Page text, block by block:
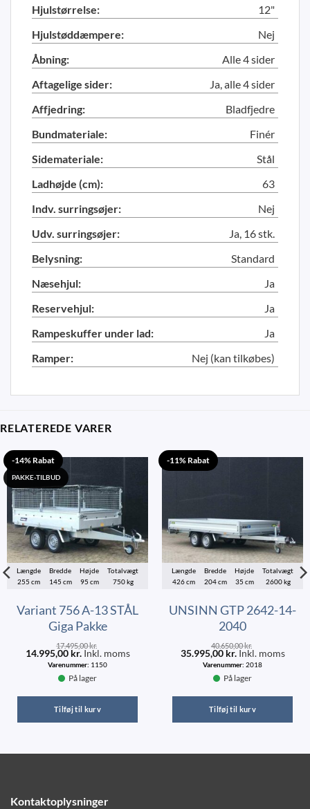
Hjulstørrelse:
12"
Hjulstøddæmpere:
Nej
Åbning:
Alle 4 sider
Aftagelige sider:
Ja, alle 4 sider
Affjedring:
Bladfjedre
Bundmateriale:
Finér
Sidemateriale:
Stål
Ladhøjde (cm):
63
Indv. surringsøjer:
Nej
Udv. surringsøjer:
Ja, 16 stk.
Belysning:
Standard
Næsehjul:
Ja
Reservehjul:
Ja
Rampeskuffer under lad:
Ja
Ramper:
Nej (kan tilkøbes)
RELATEREDE VARER
-14% Rabat
PAKKE-TILBUD
Længde
255 cm
Bredde
145 cm
Højde
95 cm
Totalvægt
750 kg
Variant 756 A-13 STÅL
Giga Pakke
17.495,00kr.
14.995,00 kr.Inkl. moms
Varenummer: 1150
På lager
Tilføj til kurv
-11% Rabat
Længde
426 cm
Bredde
204 cm
Højde
35 cm
Totalvægt
2600 kg
UNSINN GTP 2642-14-
2040
40.650,00kr.
35.995,00 kr.Inkl. moms
Varenummer: 2018
På lager
Tilføj til kurv
Kontaktoplysninger